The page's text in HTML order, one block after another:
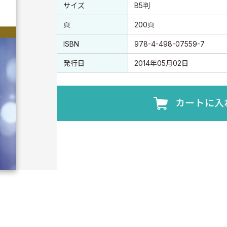
サイズ B5判
頁 200頁
ISBN 978-4-498-07559-7
発行日 2014年05月02日
カートに入